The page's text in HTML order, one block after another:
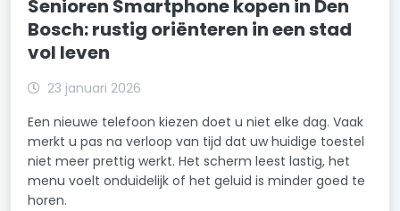
Senioren Smartphone kopen in Den
Bosch: rustig oriënteren in een stad
vol leven
23 januari 2026
Een nieuwe telefoon kiezen doet u niet elke dag. Vaak
merkt u pas na verloop van tijd dat uw huidige toestel
niet meer prettig werkt. Het scherm leest lastig, het
menu voelt onduidelijk of het geluid is minder goed te
horen.